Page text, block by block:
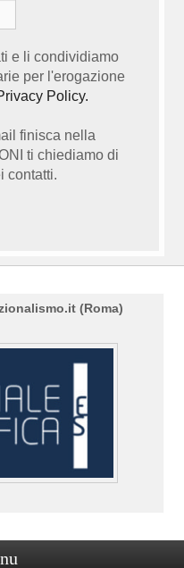
e li condividiamo
per l'erogazione
Policy.
finisca nella
ti chiediamo di
contatti.
(Roma)